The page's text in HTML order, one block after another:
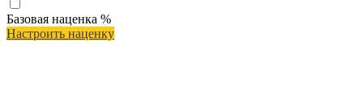
Базовая наценка %
Настроить наценку